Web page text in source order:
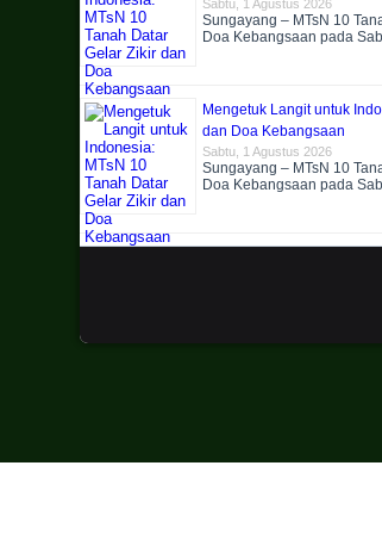
Sabtu, 1 Agustus 2026
Sungayang – MTsN 10
Doa Kebangsaan pada
Mengetuk Langit untuk
dan Doa Kebangsaan
Sabtu, 1 Agustus 2026
Sungayang – MTsN 10
Doa Kebangsaan pada